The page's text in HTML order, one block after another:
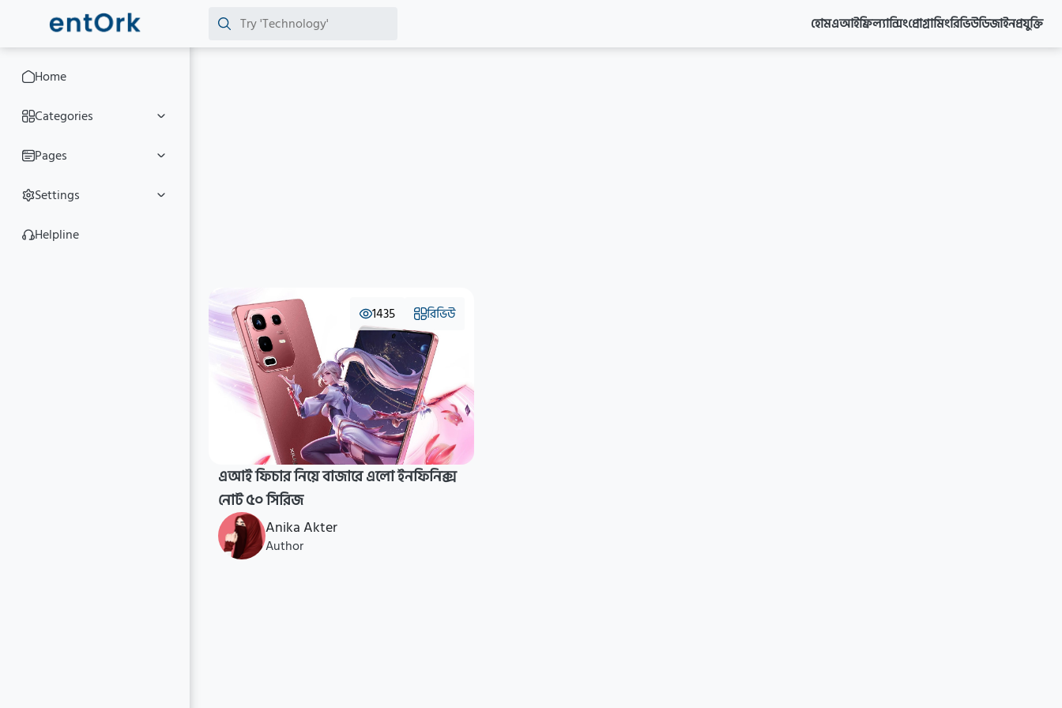
হোমএআইফ্রিল্যান্সিংপ্রোগ্রামিংরিভিউডিজাইনপ্রযুক্তি
Home
Categories
Pages
Settings
Helpline
1435 রিভিউ
এআই ফিচার নিয়ে বাজারে এলো ইনফিনিক্স
নোট ৫০ সিরিজ
Anika Akter
Author